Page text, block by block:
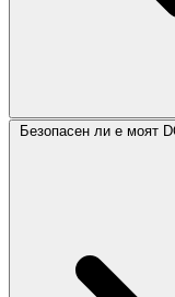
Безопасен ли е моят